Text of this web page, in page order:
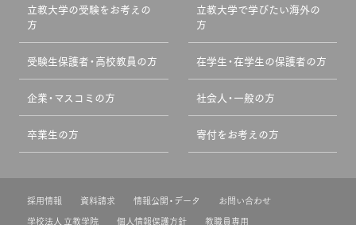
立教大学の受験をお考えの
方
立教大学で学びたい海外の
方
受験生保護者・高校教員の方 在学生・在学生の保護者の方
企業・マスコミの方 社会人・一般の方
卒業生の方 寄付をお考えの方
採用情報 資料請求 情報公開・データ
お問い合わせ
学校法人 立教学院
個人情報保護方針 教職員専用